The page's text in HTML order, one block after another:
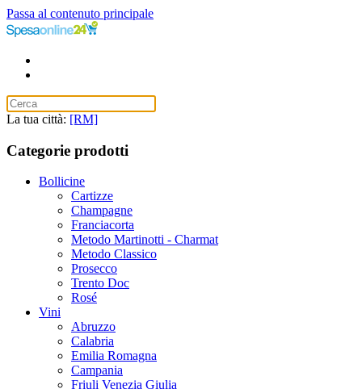
Passa al contenuto principale
La tua città: [RM]
Categorie prodotti
Bollicine
Cartizze
Champagne
Franciacorta
Metodo Martinotti - Charmat
Metodo Classico
Prosecco
Trento Doc
Rosé
Vini
Abruzzo
Calabria
Emilia Romagna
Campania
Friuli Venezia Giulia